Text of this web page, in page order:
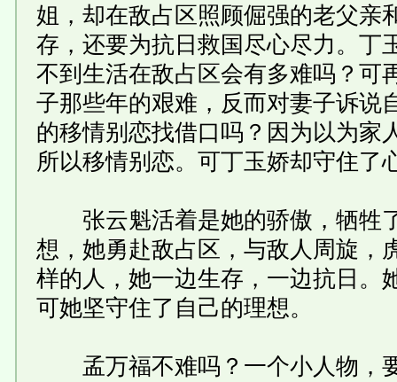
姐，却在敌占区照顾倔强的老父亲
存，还要为抗日救国尽心尽力。丁
不到生活在敌占区会有多难吗？可
子那些年的艰难，反而对妻子诉说
的移情别恋找借口吗？因为以为家
所以移情别恋。可丁玉娇却守住了
张云魁活着是她的骄傲，牺牲
想，她勇赴敌占区，与敌人周旋，
样的人，她一边生存，一边抗日。
可她坚守住了自己的理想。
孟万福不难吗？一个小人物，